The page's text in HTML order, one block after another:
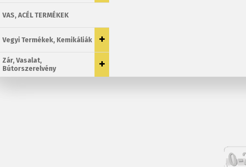
VAS, ACÉL TERMÉKEK
Vegyi Termékek, Kemikáliák
Zár, Vasalat,
Bútorszerelvény